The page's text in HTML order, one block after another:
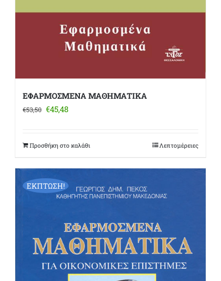
ΕΦΑΡΜΟΣΜΕΝΑ ΜΑΘΗΜΑΤΙΚΑ
€53,50 Original
€53,50.
€45,48
είναι:
Προσθήκη στο καλάθι Λεπτομέρειες
ΕΚΠΤΩΣΗ!